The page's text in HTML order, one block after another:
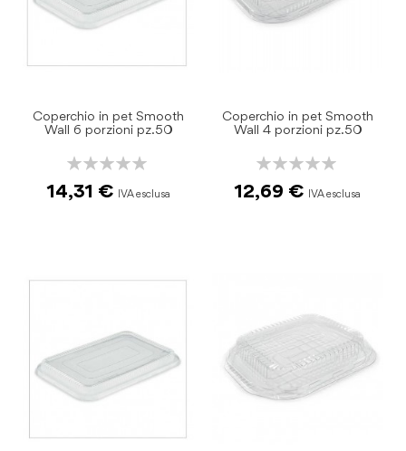
Coperchio in pet Smooth
Wall 6 porzioni pz.50
Rating:
14,31 €
Coperchio in pet Smooth
Wall 4 porzioni pz.50
Rating:
12,69 €